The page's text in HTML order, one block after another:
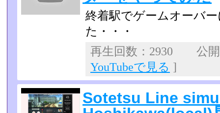
終着駅でゲームオーバ
た・・・
再生回数：2930 公
YouTubeで見る ]
Sotetsu Line